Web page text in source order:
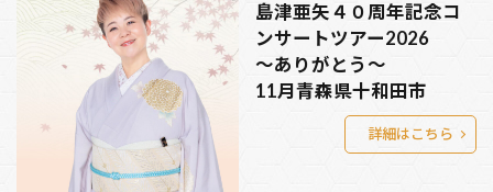
島津亜矢４０周年記念コ
ンサートツアー2026
～ありがとう～
11月青森県十和田市
詳細はこちら